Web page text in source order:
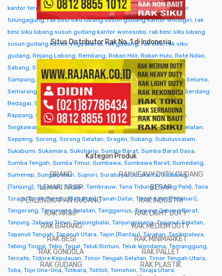
kantor ternate tidore,rak besi siku lubang susun gudang kantor
tulungagung,rak besi siku lubang susun gudang kantor wonogiri, rak
besi siku lubang susun gudang kantor wonosobo, rak besi siku lubang
susun gudang kantor yogyakarta,rak gudang, rak siku,rak siku
gudang, Rejang Lebong, Rembang, Rokan Hilir, Rokan Hulu, Rote Ndao,
Sabang, Sabu Raijua ,Salatiga,Samarinda,Sambas,Samosir,
Sampang, Sanggau,Sarmi,Sarolangun,Sawahlunto,Sekadau,Seluma,
Semarang
Seram Bagian Barat Seram Bagian Timur,Serang,Serdang
Bedagai, Seruyan (Kuala Pembuang),Siak, Sibolga,Sidenreng
Rappang, Sidoarjo,Sigi,Sijunjung,Sikka,Simalungun,Simeulue,
Singkawang,Sinjai,Sintang,Situbondo,Sleman,Solok,Solok Selatan,
Soppeng, Sorong, Sorong Selatan, Sragen, Subang, Subulussalam,
Sukabumi, Sukamara, Sukoharjo, Sumba Barat, Sumba Barat Daya,
Sumba Tengah, Sumba Timur, Sumbawa, Sumbawa Barat, Sumedang,
Sumenep, Sungaipenuh, Supiori, Surabaya,Surakarta,Tabalong
(Tanjung), Tabanan, Takalar, Tambrauw, Tana Tidung (Tideng Pale), Tana
Toraja,Tanah Bumbu (Batulicin),Tanah Datar, Tanah Laut (Pelaihari),
Tangerang, Tangerang Selatan, Tanggamus, Tanjung Jabung Barat,
Tanjung Jabung Timur,Tanjungbalai, Tanjungpinang,Tapanuli Selatan,
Tapanuli Tengah, Tapanuli Utara, Tapin (Rantau), Tarakan,Tasikmalaya,
Tebing Tinggi, Tebo, Tegal, Teluk Bintuni, Teluk Wondama, Temanggung,
Ternate, Tidore Kepulauan, Timor Tengah Selatan, Timor Tengah Utara,
Toba, Tojo Una-Una, Tolikara, Tolitoli, Tomohon, Toraja Utara,
Situs Distributor Rak No. 1 di Indonesia
Kategori Produk
BRAND
LEMARI ARSIP
PERLENGKAPAN GUDANG
RAK ARSIP
RAK BARANG
RAK BESI
RAK GONDOLA
RAK GUDANG
RAK HEAVY DUTY GUDANG
BESAR
RAK INDUSTRI
RAK LIGHT DUTY
RAK MEDIUM DUTY
RAK MINIMARKET
RAK PALLET
RAK PLASTIK